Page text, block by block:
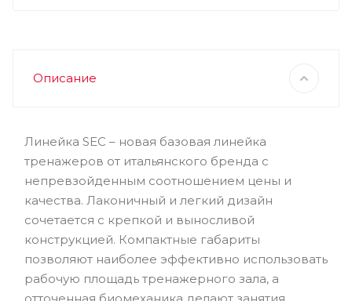
Описание
Линейка SEC – новая базовая линейка
тренажеров от итальянского бренда с
непревзойденным соотношением цены и
качества. Лаконичный и легкий дизайн
сочетается с крепкой и выносливой
конструкцией. Компактные габариты
позволяют наиболее эффективно использовать
рабочую площадь тренажерного зала, а